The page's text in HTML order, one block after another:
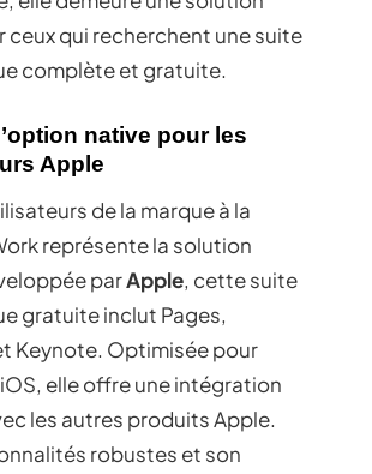
ceux qui recherchent une suite
complète et gratuite.
native pour les
Apple
de la marque à la
représente la solution
parApple, cette suite
gratuite inclut Pages,
Keynote. Optimisée pour
elle offre une intégration
les autres produits Apple.
robustes et son